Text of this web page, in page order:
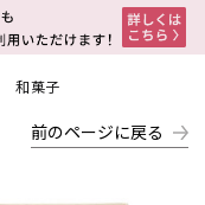
和菓子
前のページに戻る